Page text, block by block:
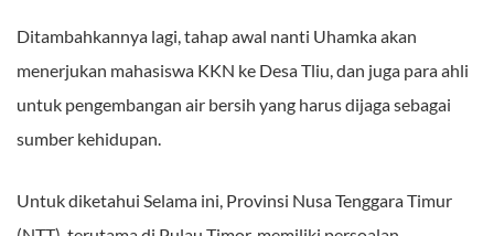
Ditambahkannya lagi, tahap awal nanti Uhamka akan
menerjukan mahasiswa KKN ke Desa Tliu, dan juga para ahli
untuk pengembangan air bersih yang harus dijaga sebagai
sumber kehidupan.
Untuk diketahui Selama ini, Provinsi Nusa Tenggara Timur